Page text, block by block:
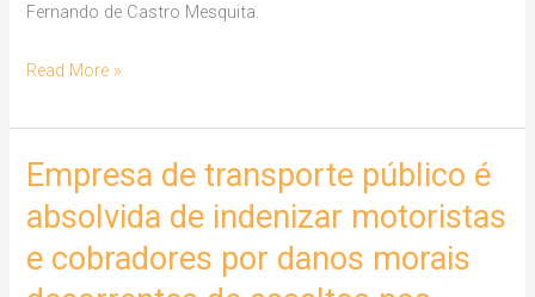
Fernando de Castro Mesquita.
Read More »
Empresa de transporte público é
absolvida de indenizar motoristas
e cobradores por danos morais
Empresa
transporte
público